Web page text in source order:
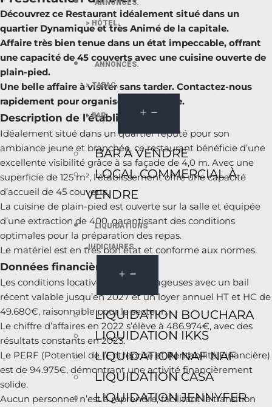
ANNONCES.
> HÔTEL.
ANNONCES.
> TABAC.
> BAR.
BAR À VENDRE
LOCAL COMMERCIAL À
VENDRE
LIQUIDATIONS
JUDICIAIRES
LIQUIDATION BOUCHARA
LIQUIDATION IKKS
LIQUIDATION NAF NAF
LIQUIDATION CASA
LIQUIDATION JENNYFER
Découvrez ce Restaurant idéalement situé dans un
quartier Dynamique et très Animé de la capitale.
Affaire très bien tenue dans un état impeccable, offrant
une capacité de 45 couverts avec une cuisine ouverte de
plain-pied.
Une belle affaire à visiter sans tarder. Contactez-nous
rapidement pour organiser votre visite.
Description de l’établissement
Idéalement situé dans un quartier réputé pour son
ambiance jeune et branchée, ce restaurant bénéficie d’une
excellente visibilité grâce à sa façade de 4,0 m. Avec une
superficie de 125 m², l’établissement offre une capacité
d’accueil de 45 couverts.
La cuisine de plain-pied est ouverte sur la salle et équipée
d’une extraction de 400, garantissant des conditions
optimales pour la préparation des repas.
Le matériel est en très bon état et conforme aux normes.
Données financières
Les conditions locatives sont avantageuses avec un bail
récent valable jusqu’en 2027 et un loyer annuel HT et HC de
49.680€, raisonnable pour le secteur.
Le chiffre d’affaires en 2022 s’élève à 486.974€, avec des
résultats constants en 2023.
Le PERF (Potentiel de l’Entreprise et Rentabilité Financière)
est de 94.975€, démontrant une activité financièrement
solide.
Aucun personnel n’est à reprendre, facilitant la transition